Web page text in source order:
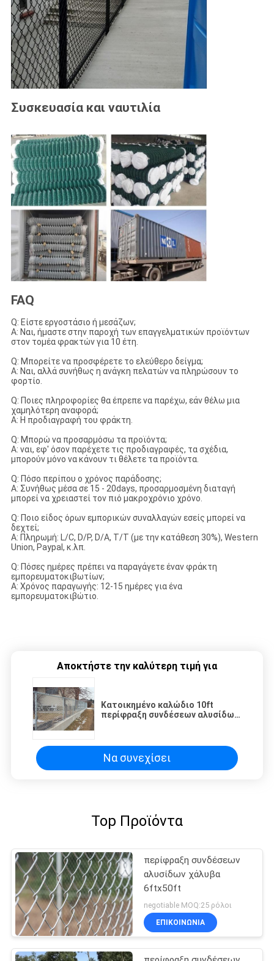
Συσκευασία και ναυτιλία
FAQ
Q: Είστε εργοστάσιο ή μεσάζων;
Α: Ναι, ήμαστε στην παροχή των επαγγελματικών προϊόντων
στον τομέα φρακτών για 10 έτη.
Q: Μπορείτε να προσφέρετε το ελεύθερο δείγμα;
Α: Ναι, αλλά συνήθως η ανάγκη πελατών να πληρώσουν το
φορτίο.
Q: Ποιες πληροφορίες θα έπρεπε να παρέχω, εάν θέλω μια
χαμηλότερη αναφορά;
Α: Η προδιαγραφή του φράκτη.
Q: Μπορώ να προσαρμόσω τα προϊόντα;
Α: ναι, εφ' όσον παρέχετε τις προδιαγραφές, τα σχέδια,
μπορούν μόνο να κάνουν τι θέλετε τα προϊόντα.
Q: Πόσο περίπου ο χρόνος παράδοσης;
Α: Συνήθως μέσα σε 15 - 20days, προσαρμοσμένη διαταγή
μπορεί να χρειαστεί τον πιό μακροχρόνιο χρόνο.
Q: Ποιο είδος όρων εμπορικών συναλλαγών εσείς μπορεί να
δεχτεί;
Α: Πληρωμή: L/C, D/P, D/A, T/T (με την κατάθεση 30%), Western
Union, Paypal, κ.λπ.
Q: Πόσες ημέρες πρέπει να παραγάγετε έναν φράκτη
εμπορευματοκιβωτίων;
Α: Χρόνος παραγωγής: 12-15 ημέρες για ένα
εμπορευματοκιβώτιο.
Αποκτήστε την καλύτερη τιμή για
Κατοικημένο καλώδιο 10ft
περίφραξη συνδέσεων αλυσίδων
Να συνεχίσει
Top Προϊόντα
περίφραξη συνδέσεων
αλυσίδων χάλυβα
6ftx50ft
negotiable MOQ:25 ρόλοι
ΕΠΙΚΟΙΝΩΝΙΑ